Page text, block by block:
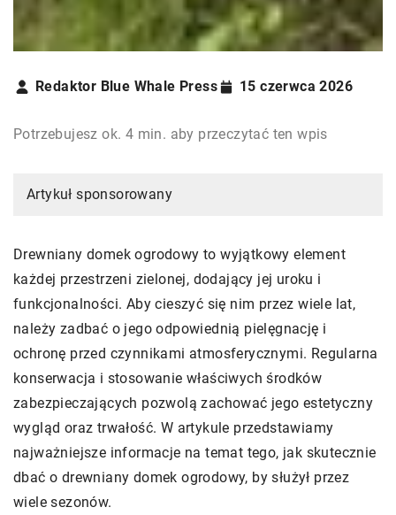
Redaktor Blue Whale Press 15 czerwca 2026
Potrzebujesz ok. 4 min. aby przeczytać ten wpis
Artykuł sponsorowany
Drewniany domek ogrodowy to wyjątkowy element
każdej przestrzeni zielonej, dodający jej uroku i
funkcjonalności. Aby cieszyć się nim przez wiele lat,
należy zadbać o jego odpowiednią pielęgnację i
ochronę przed czynnikami atmosferycznymi. Regularna
konserwacja i stosowanie właściwych środków
zabezpieczających pozwolą zachować jego estetyczny
wygląd oraz trwałość. W artykule przedstawiamy
najważniejsze informacje na temat tego, jak skutecznie
dbać o drewniany domek ogrodowy, by służył przez
wiele sezonów.